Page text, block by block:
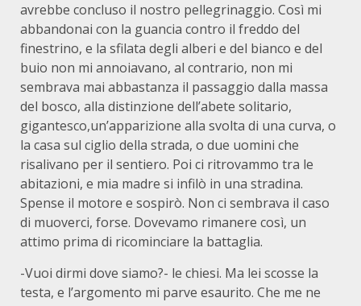
avrebbe concluso il nostro pellegrinaggio. Così mi
abbandonai con la guancia contro il freddo del
finestrino, e la sfilata degli alberi e del bianco e del
buio non mi annoiavano, al contrario, non mi
sembrava mai abbastanza il passaggio dalla massa
del bosco, alla distinzione dell’abete solitario,
gigantesco,un’apparizione alla svolta di una curva, o
la casa sul ciglio della strada, o due uomini che
risalivano per il sentiero. Poi ci ritrovammo tra le
abitazioni, e mia madre si infilò in una stradina.
Spense il motore e sospirò. Non ci sembrava il caso
di muoverci, forse. Dovevamo rimanere così, un
attimo prima di ricominciare la battaglia.
-Vuoi dirmi dove siamo?- le chiesi. Ma lei scosse la
testa, e l’argomento mi parve esaurito. Che me ne